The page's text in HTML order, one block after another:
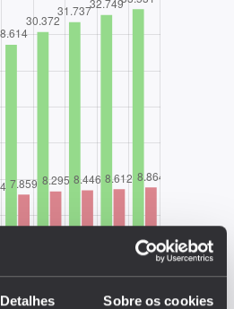
Detalhes Sobre os cookies